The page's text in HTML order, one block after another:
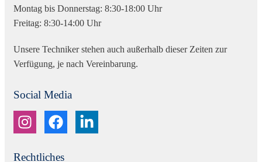
Montag bis Donnerstag: 8:30-18:00 Uhr
Freitag: 8:30-14:00 Uhr
Unsere Techniker stehen auch außerhalb dieser Zeiten zur
Verfügung, je nach Vereinbarung.
Social Media
Rechtliches